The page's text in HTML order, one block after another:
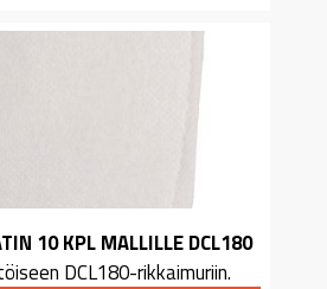
10 KPL MALLILLE DCL180
DCL180-rikkaimuriin.